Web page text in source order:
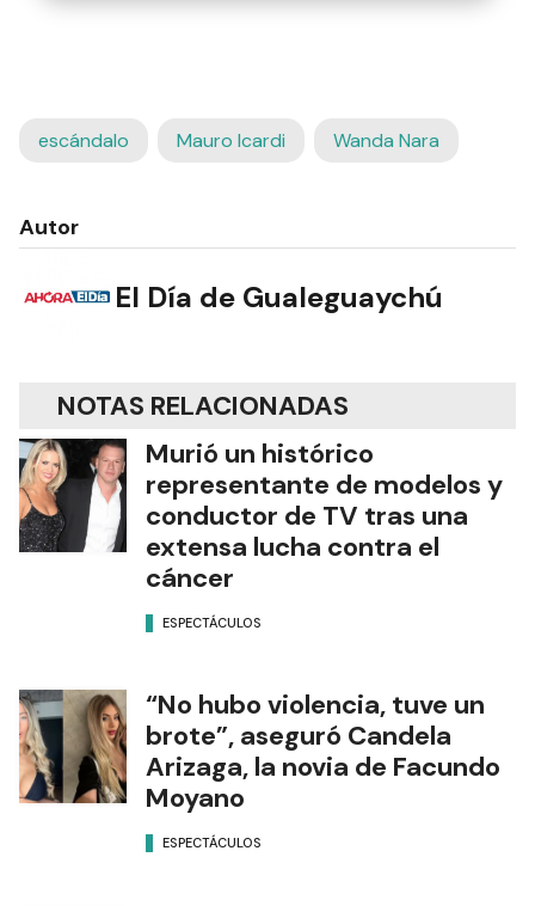
escándalo Mauro Icardi Wanda Nara
Autor
El Día de Gualeguaychú
NOTAS RELACIONADAS
Murió un histórico
representante de modelos y
conductor de TV tras una
extensa lucha contra el
cáncer
ESPECTÁCULOS
“No hubo violencia, tuve un
brote”, aseguró Candela
Arizaga, la novia de Facundo
Moyano
ESPECTÁCULOS